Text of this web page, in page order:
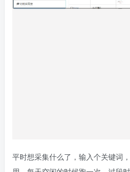
平时想采集什么了，输入个关键词